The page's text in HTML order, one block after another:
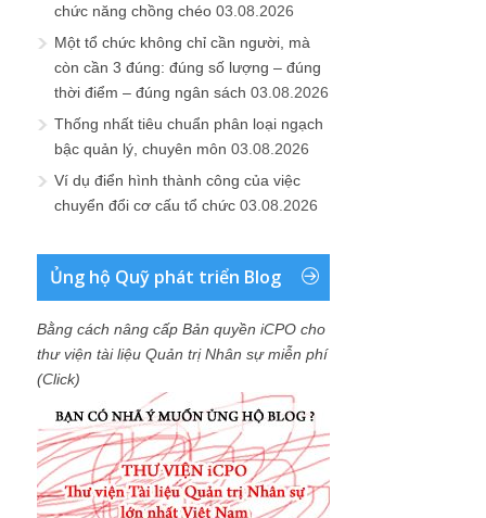
chức năng chồng chéo 03.08.2026
Một tổ chức không chỉ cần người, mà
còn cần 3 đúng: đúng số lượng – đúng
thời điểm – đúng ngân sách 03.08.2026
Thống nhất tiêu chuẩn phân loại ngạch
bậc quản lý, chuyên môn 03.08.2026
Ví dụ điển hình thành công của việc
chuyển đổi cơ cấu tổ chức 03.08.2026
Ủng hộ Quỹ phát triển Blog
Bằng cách nâng cấp Bản quyền iCPO cho
thư viện tài liệu Quản trị Nhân sự miễn phí
(Click)